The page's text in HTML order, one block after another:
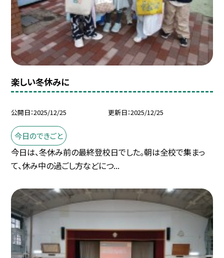
楽しい冬休みに
公開日 2025/12/25 更新日 2025/12/25
今日のできごと
今日は、冬休み前の最終登校日でした。朝は全校で集まっ
て、休み中の過ごし方などにつ...